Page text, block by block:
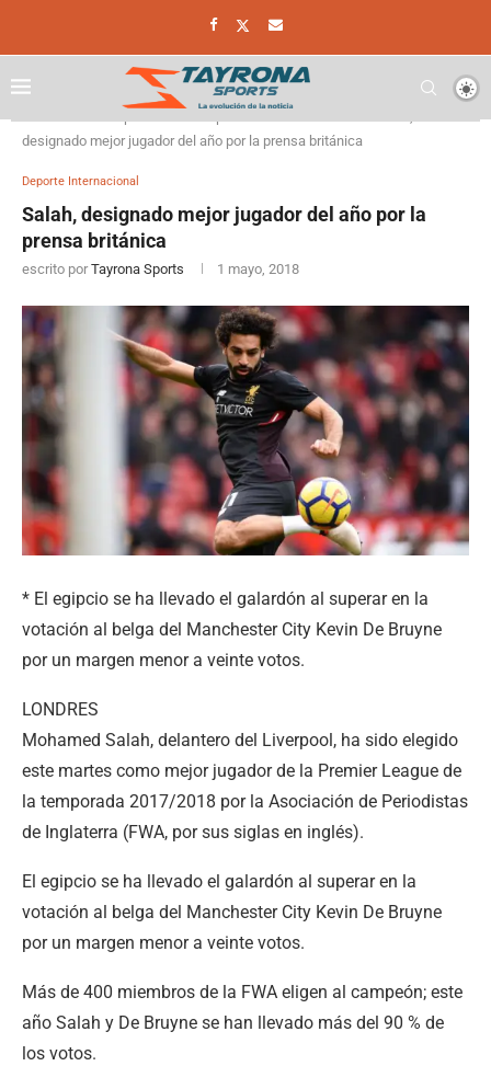
designado mejor jugador del año por la prensa británica
Deporte Internacional
Salah, designado mejor jugador del año por la
prensa británica
escrito por Tayrona Sports 1 mayo, 2018
* El egipcio se ha llevado el galardón al superar en la
votación al belga del Manchester City Kevin De Bruyne
por un margen menor a veinte votos.
LONDRES
Mohamed Salah, delantero del Liverpool, ha sido elegido
este martes como mejor jugador de la Premier League de
la temporada 2017/2018 por la Asociación de Periodistas
de Inglaterra (FWA, por sus siglas en inglés).
El egipcio se ha llevado el galardón al superar en la
votación al belga del Manchester City Kevin De Bruyne
por un margen menor a veinte votos.
Más de 400 miembros de la FWA eligen al campeón; este
año Salah y De Bruyne se han llevado más del 90 % de
los votos.